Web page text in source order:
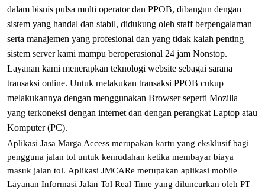
dalam bisnis pulsa multi operator dan PPOB, dibangun dengan
sistem yang handal dan stabil, didukung oleh staff berpengalaman
serta manajemen yang profesional dan yang tidak kalah penting
sistem server kami mampu beroperasional 24 jam Nonstop.
Layanan kami menerapkan teknologi website sebagai sarana
transaksi online. Untuk melakukan transaksi PPOB cukup
melakukannya dengan menggunakan Browser seperti Mozilla
yang terkoneksi dengan internet dan dengan perangkat Laptop atau
Komputer (PC).
Aplikasi Jasa Marga Access merupakan kartu yang eksklusif bagi
pengguna jalan tol untuk kemudahan ketika membayar biaya
masuk jalan tol. Aplikasi JMCARe merupakan aplikasi mobile
Layanan Informasi Jalan Tol Real Time yang diluncurkan oleh PT